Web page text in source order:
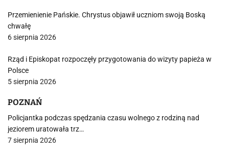
Przemienienie Pańskie. Chrystus objawił uczniom swoją Boską
chwałę
6 sierpnia 2026
Rząd i Episkopat rozpoczęły przygotowania do wizyty papieża w
Polsce
5 sierpnia 2026
POZNAŃ
Policjantka podczas spędzania czasu wolnego z rodziną nad
jeziorem uratowała trz…
7 sierpnia 2026